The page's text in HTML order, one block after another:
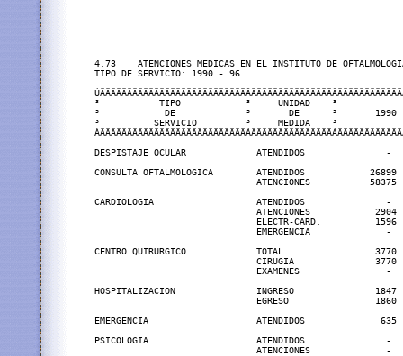
4.73    ATENCIONES MEDICAS EN EL INSTITUTO DE
TIPO DE SERVICIO: 1990 - 96
³           TIPO            ³     UNIDAD    ³
³            DE             ³       DE      ³       1990
³          SERVICIO         ³     MEDIDA    ³
DESPISTAJE OCULAR             ATENDIDOS
CONSULTA OFTALMOLOGICA        ATENDIDOS
ATENCIONES
CARDIOLOGIA                   ATENDIDOS
ATENCIONES
ELECTR-CARD.
EMERGENCIA              -
CENTRO QUIRURGICO             TOTAL
CIRUGIA
EXAMENES                -
HOSPITALIZACION               INGRESO
EGRESO
EMERGENCIA                    ATENDIDOS
PSICOLOGIA                    ATENDIDOS
ATENCIONES              -